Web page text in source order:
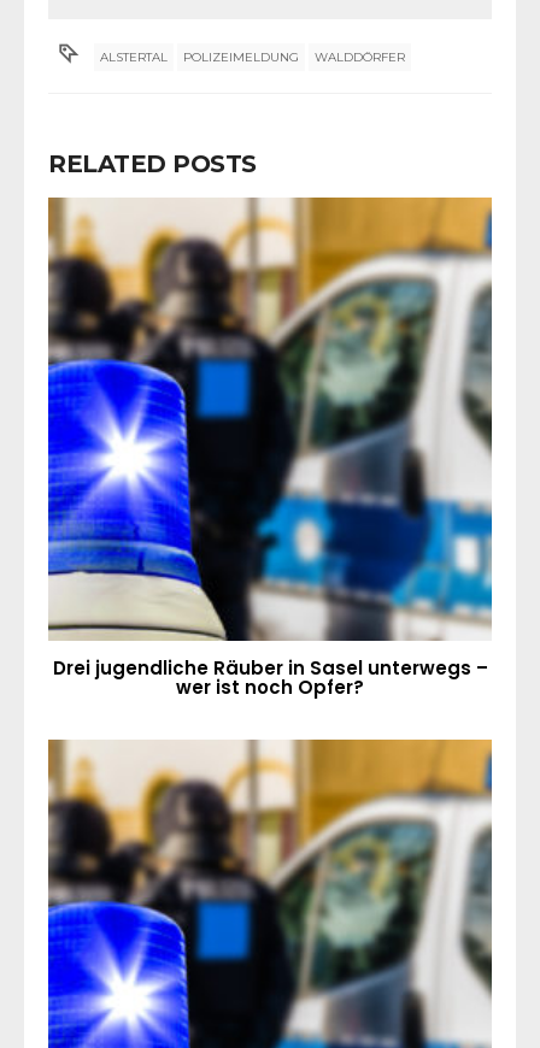
ALSTERTAL POLIZEIMELDUNG WALDDÖRFER
RELATED POSTS
Drei jugendliche Räuber in Sasel unterwegs –
wer ist noch Opfer?